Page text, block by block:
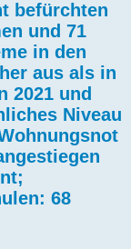
befürchten
und 71
in den
aus als in
2021 und
Niveau
68